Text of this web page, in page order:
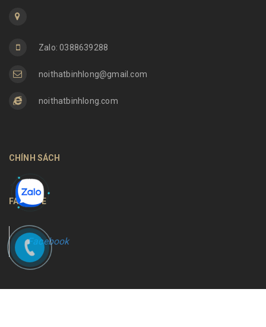
Zalo: 0388639288
noithatbinhlong@gmail.com
noithatbinhlong.com
CHÍNH SÁCH
FANPAGE
Facebook